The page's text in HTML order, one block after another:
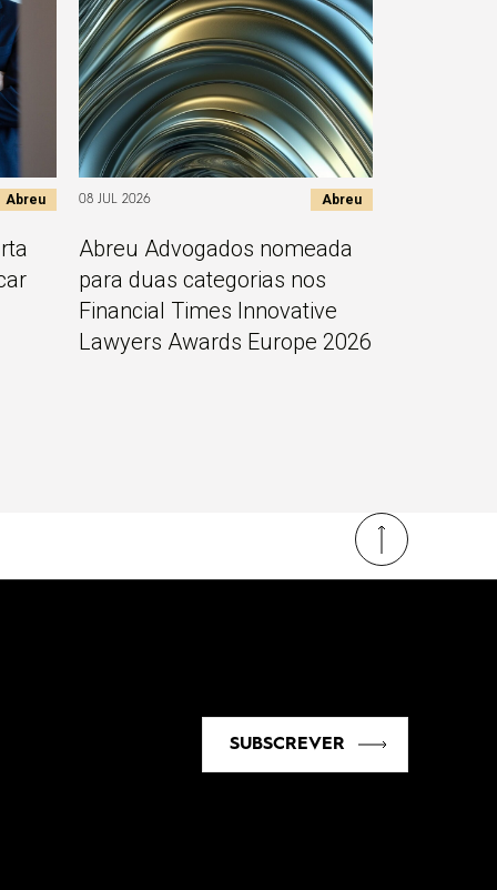
Abreu 08 JUL 2026 Abreu
Abreu Advogados nomeada
para duas categorias nos
Financial Times Innovative
Lawyers Awards Europe 2026
SUBSCREVER